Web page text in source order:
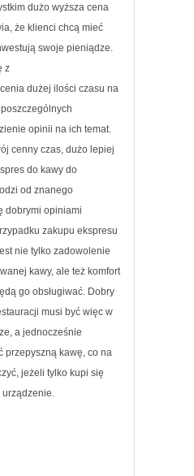
dużo wyższa cena
że klienci chcą mieć
swoje pieniądze.
z
dużej ilości czasu na
opinii na ich temat.
cenny czas, dużo lepiej
do kawy do
od znanego
dobrymi opiniami
zakupu ekspresu
nie tylko zadowolenie
kawy, ale też komfort
go obsługiwać. Dobry
musi być więc w
a jednocześnie
przepyszną kawę, co na
jeżeli tylko kupi się